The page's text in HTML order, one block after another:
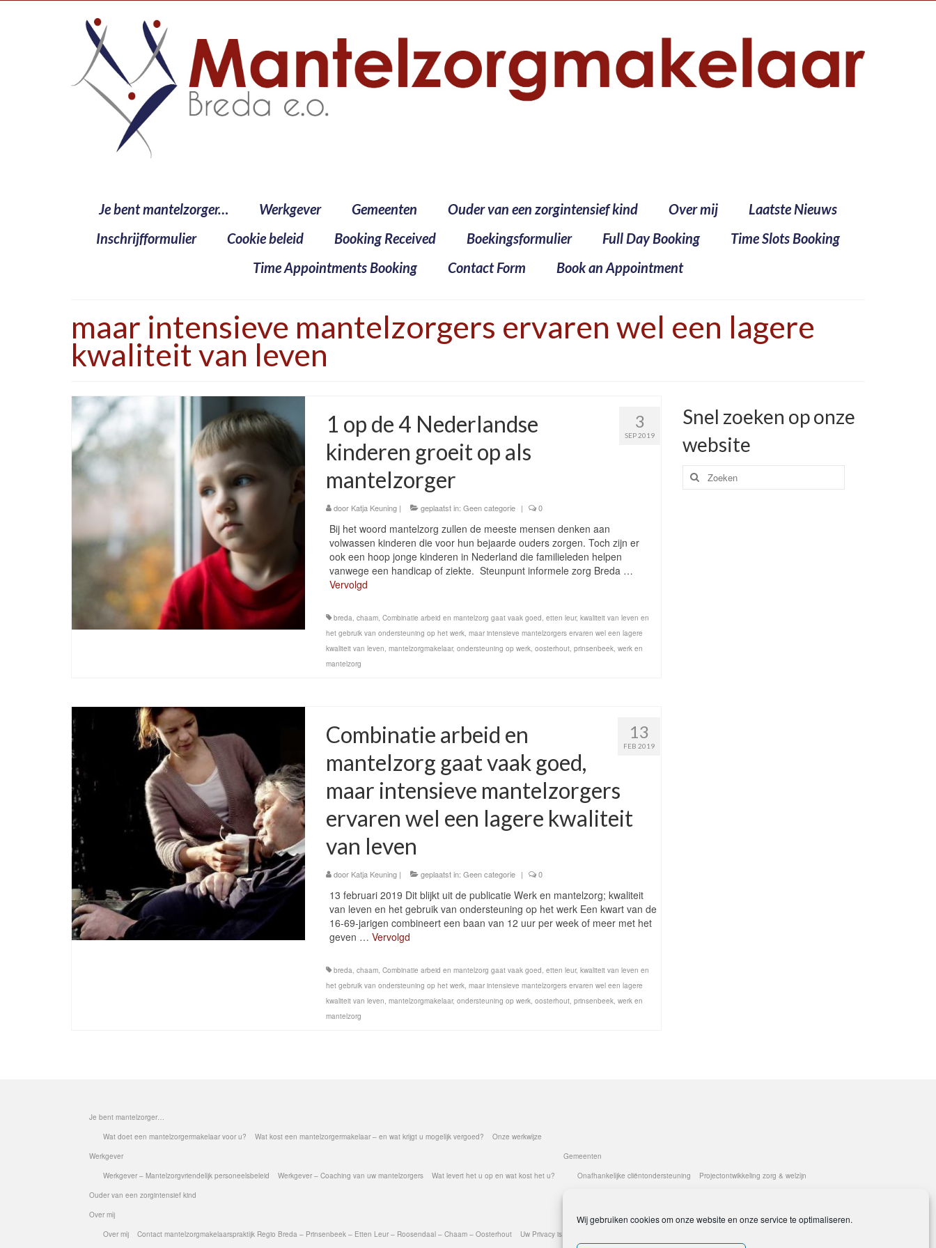
Wij gebruiken cookies om onze website en onze service te optimaliseren.
Je bent mantelzorger… Werkgever Gemeenten Ouder van een zorgintensief kind Over mij
Laatste Nieuws
Inschrijfformulier
Cookie beleid Booking Received Boekingsformulier Full Day Booking
Time Slots Booking
Time Appointments Booking
Contact Form Book an Appointment
maar intensieve mantelzorgers ervaren wel een lagere
kwaliteit van leven
3
SEP 2019
1 op de 4 Nederlandse
kinderen groeit op als
mantelzorger
door Katja Keuning| geplaatst in: Geen categorie | 0
Bij het woord mantelzorg zullen de meeste mensen denken aan
volwassen kinderen die voor hun bejaarde ouders zorgen. Toch zijn er
ook een hoop jonge kinderen in Nederland die familieleden helpen
vanwege een handicap of ziekte. Steunpunt informele zorg Breda …
Vervolgd
breda, chaam, Combinatie arbeid en mantelzorg gaat vaak goed, etten leur, kwaliteit van leven en
het gebruik van ondersteuning op het werk, maar intensieve mantelzorgers ervaren wel een lagere
kwaliteit van leven, mantelzorgmakelaar, ondersteuning op werk, oosterhout, prinsenbeek, werk en
mantelzorg
13
FEB 2019
Combinatie arbeid en
mantelzorg gaat vaak goed,
maar intensieve mantelzorgers
ervaren wel een lagere kwaliteit
van leven
door Katja Keuning| geplaatst in: Geen categorie | 0
13 februari 2019 Dit blijkt uit de publicatie Werk en mantelzorg; kwaliteit
van leven en het gebruik van ondersteuning op het werk Een kwart van de
16-69-jarigen combineert een baan van 12 uur per week of meer met het
geven … Vervolgd
breda, chaam, Combinatie arbeid en mantelzorg gaat vaak goed, etten leur, kwaliteit van leven en
het gebruik van ondersteuning op het werk, maar intensieve mantelzorgers ervaren wel een lagere
kwaliteit van leven, mantelzorgmakelaar, ondersteuning op werk, oosterhout, prinsenbeek, werk en
mantelzorg
Snel zoeken op onze
website
Zoeken
naar:
Je bent mantelzorger…
Wat doet een mantelzorgermakelaar voor u?
Wat kost een mantelzorgermakelaar – en wat krijgt u mogelijk vergoed?
Onze werkwijze
Werkgever
Werkgever – Mantelzorgvriendelijk personeelsbeleid
Werkgever – Coaching van uw mantelzorgers Wat levert het u op en wat kost het u?
Gemeenten
Onafhankelijke cliëntondersteuning
Projectontwikkeling zorg & welzijn
Ouder van een zorgintensief kind
Over mij
Over mij
Contact mantelzorgmakelaarspraktijk Regio Breda – Prinsenbeek – Etten Leur – Roosendaal – Chaam – Oosterhout Uw Privacy is gegarandeerd – AVG compliant